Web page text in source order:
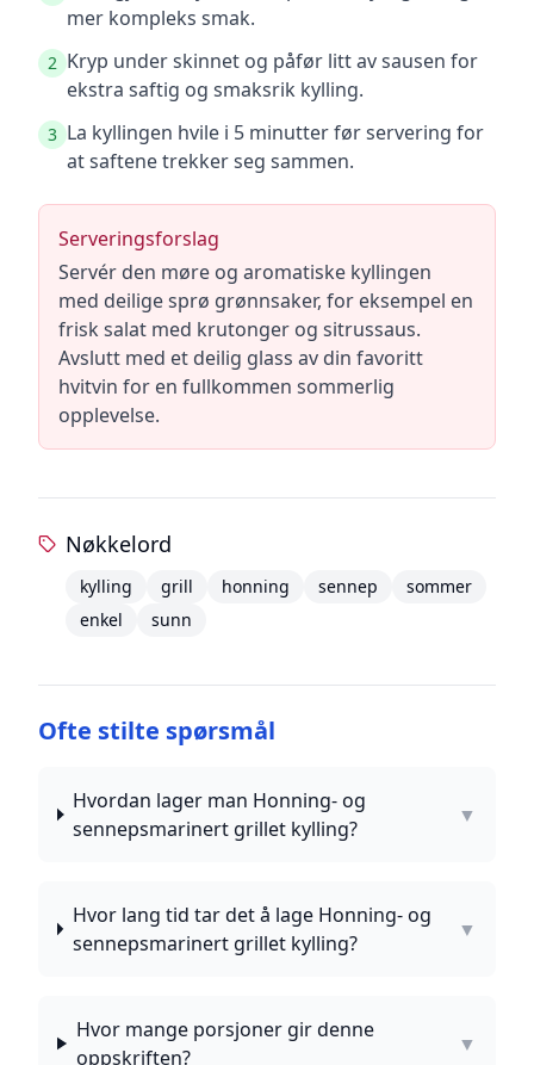
mer kompleks smak.
2 Kryp under skinnet og påfør litt av sausen for
ekstra saftig og smaksrik kylling.
3 La kyllingen hvile i 5 minutter før servering for
at saftene trekker seg sammen.
Serveringsforslag
Servér den møre og aromatiske kyllingen
med deilige sprø grønnsaker, for eksempel en
frisk salat med krutonger og sitrussaus.
Avslutt med et deilig glass av din favoritt
hvitvin for en fullkommen sommerlig
opplevelse.
Nøkkelord
kylling grill honning sennep
sommer
enkel
sunn
Ofte stilte spørsmål
Hvordan lager man Honning- og
sennepsmarinert grillet kylling?
▼
Hvor lang tid tar det å lage Honning- og
sennepsmarinert grillet kylling?
▼
Hvor mange porsjoner gir denne
oppskriften?
▼